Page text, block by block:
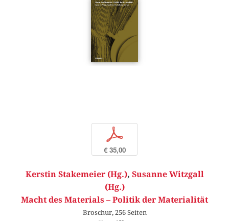
p
€ 35,00
Kerstin Stakemeier (Hg.), Susanne Witzgall
(Hg.)
Macht des Materials – Politik der Materialität
Broschur, 256 Seiten